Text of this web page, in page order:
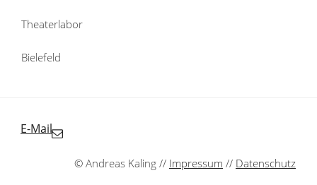
Theaterlabor
Bielefeld
E-Mail
© Andreas Kaling // Impressum // Datenschutz